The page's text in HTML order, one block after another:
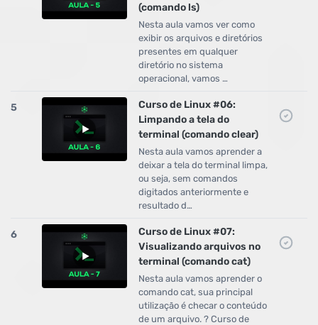
(comando ls)
Nesta aula vamos ver como
exibir os arquivos e diretórios
presentes em qualquer
diretório no sistema
operacional, vamos …
5
Curso de Linux #06:
Limpando a tela do
terminal (comando clear)
Nesta aula vamos aprender a
deixar a tela do terminal limpa,
ou seja, sem comandos
digitados anteriormente e
resultado d…
6
Curso de Linux #07:
Visualizando arquivos no
terminal (comando cat)
Nesta aula vamos aprender o
comando cat, sua principal
utilização é checar o conteúdo
de um arquivo. ? Curso de